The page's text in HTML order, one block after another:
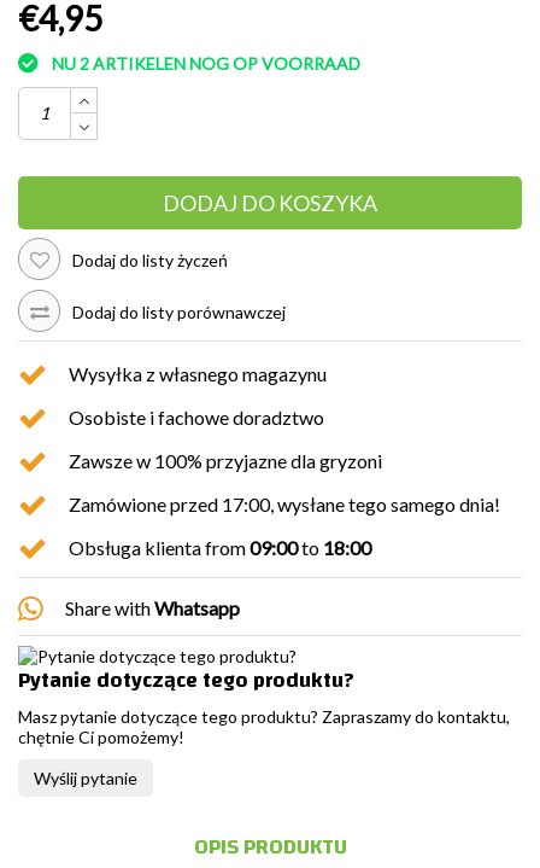
€4,95
NU 2 ARTIKELEN NOG OP VOORRAAD
DODAJ DO KOSZYKA
Dodaj do listy życzeń
Dodaj do listy porównawczej
Wysyłka z własnego magazynu
Osobiste i fachowe doradztwo
Zawsze w 100% przyjazne dla gryzoni
Zamówione przed 17:00, wysłane tego samego dnia!
Obsługa klienta from09:00to 18:00
Share withWhatsapp
Pytanie dotyczące tego produktu?
Masz pytanie dotyczące tego produktu? Zapraszamy do kontaktu,
chętnie Ci pomożemy!
Wyślij pytanie
OPIS PRODUKTU